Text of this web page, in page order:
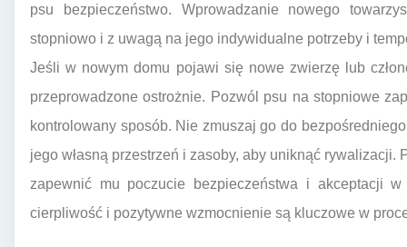
psu bezpieczeństwo. Wprowadzanie nowego
stopniowo i z uwagą na jego indywidualne potrzeby i
Jeśli w nowym domu pojawi się nowe zwierzę lub
przeprowadzone ostrożnie. Pozwól psu na stopniowe
kontrolowany sposób. Nie zmuszaj go do
jego własną przestrzeń i zasoby, aby uniknąć rywalizacji.
zapewnić mu poczucie bezpieczeństwa i akceptacji
cierpliwość i pozytywne wzmocnienie są kluczowe w